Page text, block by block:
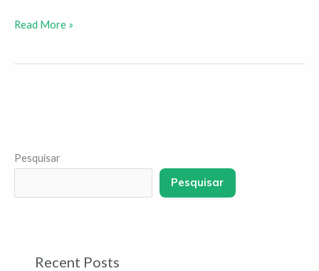
Read More »
Pesquisar
Pesquisar
Recent Posts